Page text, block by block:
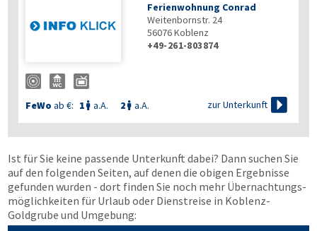
Ferienwohnung Conrad
Weitenbornstr. 24
56076Koblenz
+49-261-803874
FeWo ab €: 1  a.A. 2  a.A. zur Unterkunft 
Ist für Sie keine passende Unterkunft dabei? Dann suchen Sie
auf den folgenden Seiten, auf denen die obigen Ergebnisse
gefunden wurden - dort finden Sie noch mehr Übernachtungs­
möglichkeiten für Urlaub oder Dienstreise in Koblenz-
Goldgrube und Umgebung: